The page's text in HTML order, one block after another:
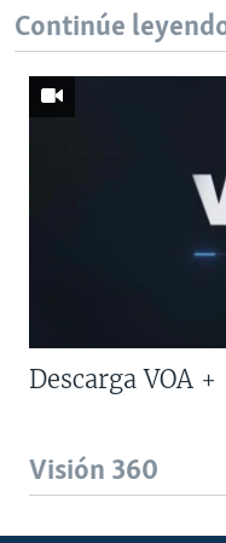
Continúe
Descarga VOA +
Visión 360